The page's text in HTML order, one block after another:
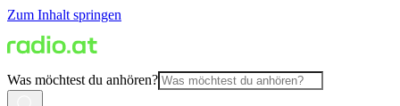
Zum Inhalt springen
Was möchtest du anhören?